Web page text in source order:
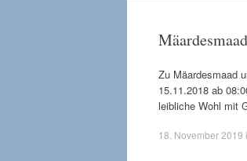
Zu Mäardesmaad
15.11.2018 ab
leibliche Wohl mit
18. November 2019